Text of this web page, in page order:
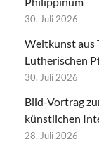
30. Juli 2026
Weltkunst aus
Lutherischen
30. Juli 2026
Bild-Vortrag
künstlichen
28. Juli 2026